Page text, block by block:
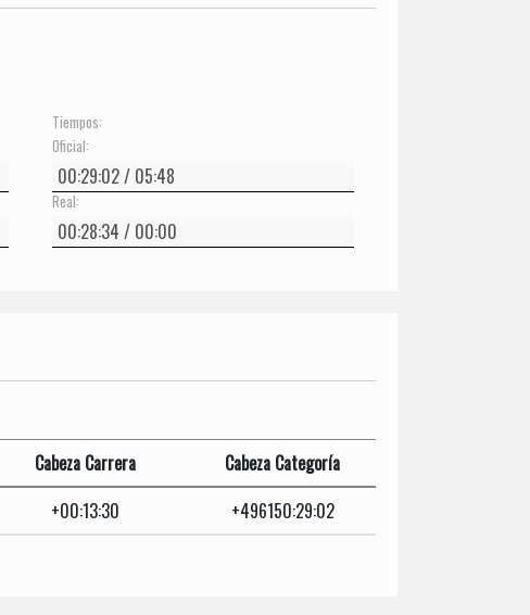
Tiempos:
Oficial:
Real:
Cabeza Carrera
Cabeza Categoría
+00:13:30 +496150:29:02